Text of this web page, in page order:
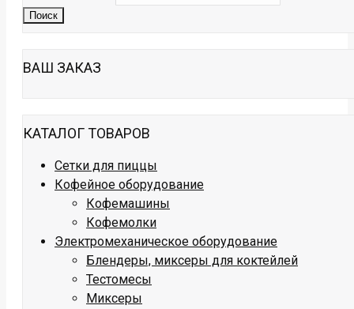
Поиск
ВАШ ЗАКАЗ
КАТАЛОГ ТОВАРОВ
Сетки для пиццы
Кофейное оборудование
Кофемашины
Кофемолки
Электромеханическое оборудование
Блендеры, миксеры для коктейлей
Тестомесы
Миксеры